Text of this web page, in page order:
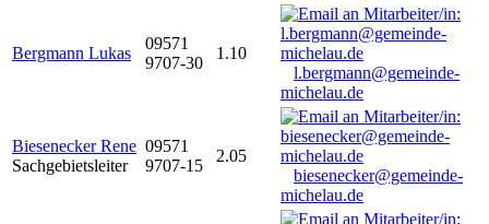
Bergmann Lukas
09571
9707-30
1.10
l.bergmann@gemeinde-
michelau.de
Biesenecker Rene
Sachgebietsleiter
09571
9707-15
2.05
biesenecker@gemeinde-
michelau.de